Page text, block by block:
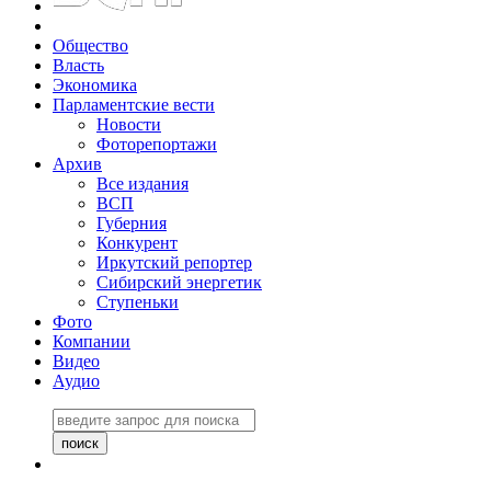
Общество
Власть
Экономика
Парламентские вести
Новости
Фоторепортажи
Архив
Все издания
ВСП
Губерния
Конкурент
Иркутский репортер
Сибирский энергетик
Ступеньки
Фото
Компании
Видео
Аудио